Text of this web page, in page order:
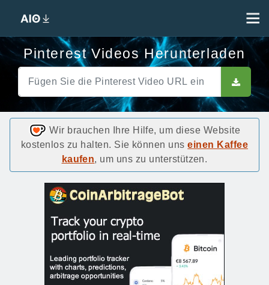
Pinterest Videos Herunterladen
Wir brauchen Ihre Hilfe, um diese Website
kostenlos zu halten. Sie können unseinen Kaffee
kaufen, um uns zu unterstützen.